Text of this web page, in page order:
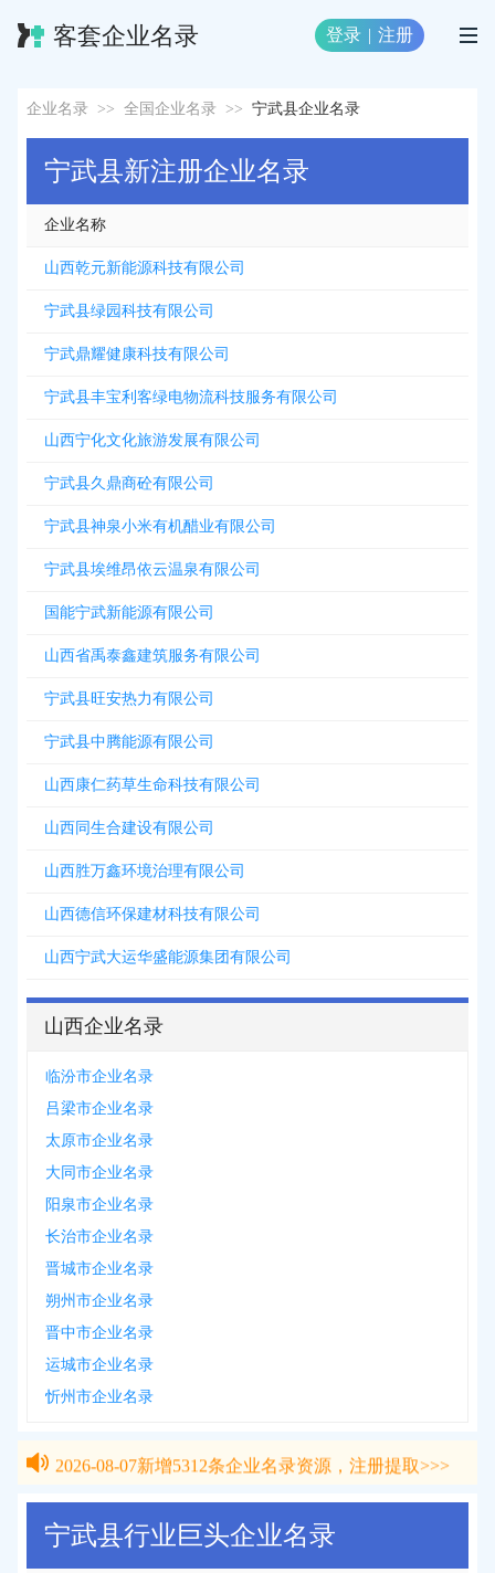
客套企业名录 登录 | 注册
企业名录 >> 全国企业名录 >> 宁武县企业名录
宁武县新注册企业名录
企业名称
山西乾元新能源科技有限公司
宁武县绿园科技有限公司
宁武鼎耀健康科技有限公司
宁武县丰宝利客绿电物流科技服务有限公司
山西宁化文化旅游发展有限公司
宁武县久鼎商砼有限公司
宁武县神泉小米有机醋业有限公司
宁武县埃维昂依云温泉有限公司
国能宁武新能源有限公司
山西省禹泰鑫建筑服务有限公司
宁武县旺安热力有限公司
宁武县中腾能源有限公司
山西康仁药草生命科技有限公司
山西同生合建设有限公司
山西胜万鑫环境治理有限公司
山西德信环保建材科技有限公司
山西宁武大运华盛能源集团有限公司
山西企业名录
临汾市企业名录
吕梁市企业名录
太原市企业名录
大同市企业名录
阳泉市企业名录
长治市企业名录
晋城市企业名录
朔州市企业名录
晋中市企业名录
运城市企业名录
忻州市企业名录
宁武县行业巨头企业名录